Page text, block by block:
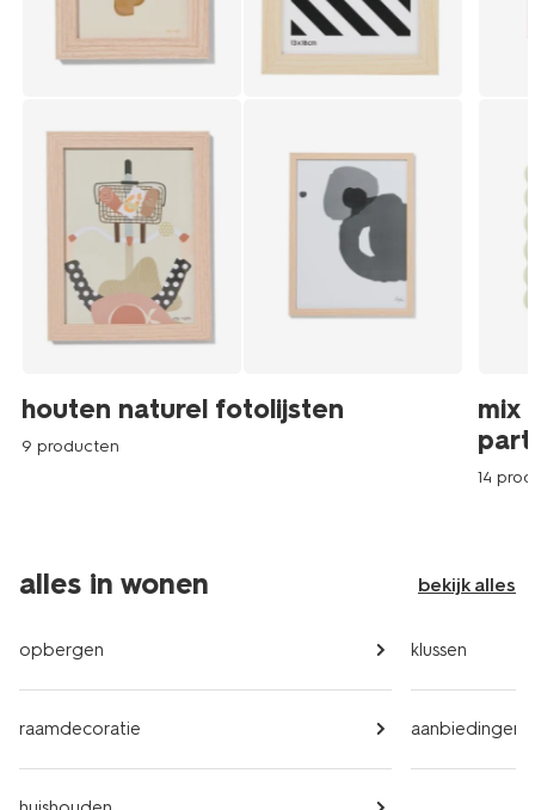
houten naturel fotolijsten
9 producten
mix
14
alles in wonen bekijk alles
opbergen
raamdecoratie
klussen
aanbiedingen